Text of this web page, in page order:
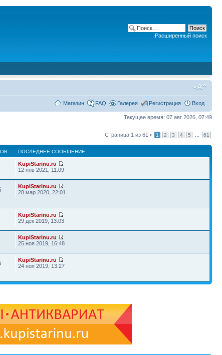
Расширенный поиск
Магазин FAQ Галерея Регистрация Вход
Текущее время: 07 авг 2026, 07:49
Страница 1 из 61 • 1 2 3 4 5 61
ПОСЛЕДНЕЕ СООБЩЕНИЕ
KupiStarinu.ru
12 янв 2021, 11:09
KupiStarinu.ru
28 мар 2020, 22:01
KupiStarinu.ru
29 дек 2019, 13:03
KupiStarinu.ru
25 ноя 2019, 16:48
KupiStarinu.ru
24 ноя 2019, 13:27